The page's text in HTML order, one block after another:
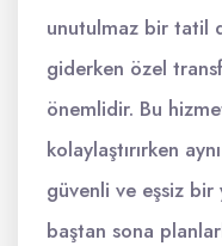
unutulmaz bir tatil
giderken özel
önemlidir. Bu
kolaylaştırırken
güvenli ve eşsiz
baştan sona